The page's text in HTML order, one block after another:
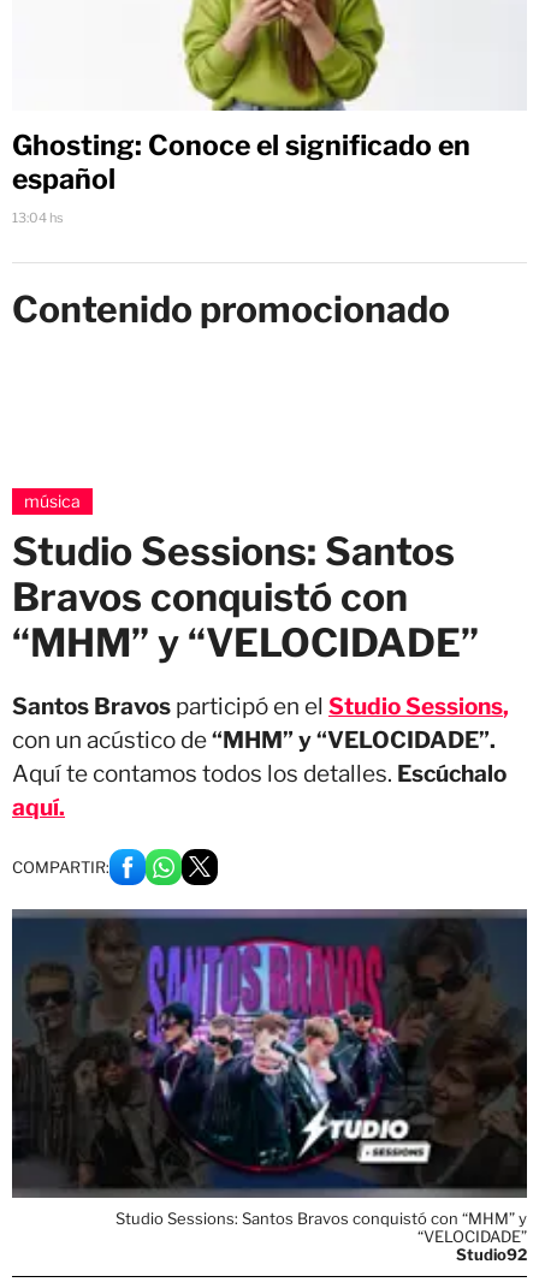
Ghosting: Conoce el significado en
español
13:04 hs
Contenido promocionado
música
Studio Sessions: Santos
Bravos conquistó con
“MHM” y “VELOCIDADE”
Santos Bravos participó en el Studio Sessions,
con un acústico de“MHM” y “VELOCIDADE”.
Aquí te contamos todos los detalles. Escúchalo
aquí.
COMPARTIR:
Studio Sessions: Santos Bravos conquistó con “MHM” y
“VELOCIDADE”
Studio92